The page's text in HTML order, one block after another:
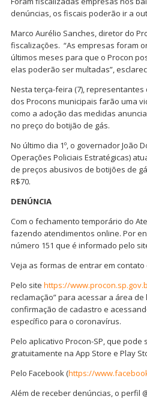
denúncias, os fiscais poderão ir a
Marco Aurélio Sanches, diretor do
fiscalizações. “As empresas foram
últimos meses para que o Procon
elas poderão ser multadas”,
Nesta terça-feira (7), representantes
dos Procons municipais farão uma
como a adoção das medidas
no preço do botijão de gás.
No último dia 1º, o governador João
Operações Policiais Estratégicas)
de preços abusivos de botijões de
R$70.
DENÚNCIA
Com o fechamento temporário do
fazendo atendimentos online. Por
número 151 que é informado pelo
Veja as formas de entrar em
Pelo site https://
reclamação” para acessar a área
confirmação de cadastro e
específico para o coronavírus.
Pelo aplicativo Procon-SP, que
gratuitamente na App Store e Play
Pelo Facebook (https://
Além de receber denúncias, o perfil